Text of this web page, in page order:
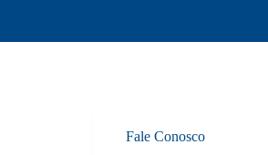
Fale Conosco